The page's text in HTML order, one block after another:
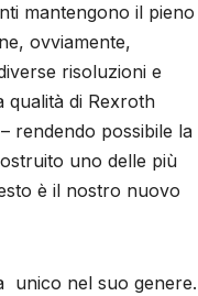
mantengono il pieno
ovviamente,
risoluzioni e
qualità di Rexroth
rendendo possibile la
uno delle più
è il nostro nuovo
unico nel suo genere.